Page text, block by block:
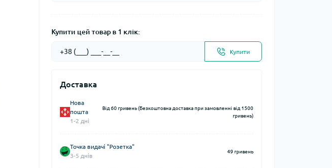
Купити цей товар в 1 клік:
Купити
Доставка
Нова
пошта
1-2 дні
Від 60 гривень (Безкоштовна доставка при замовленні від 1500
гривень)
Точка видачі "Розетка"
3-5 днів
49 гривень